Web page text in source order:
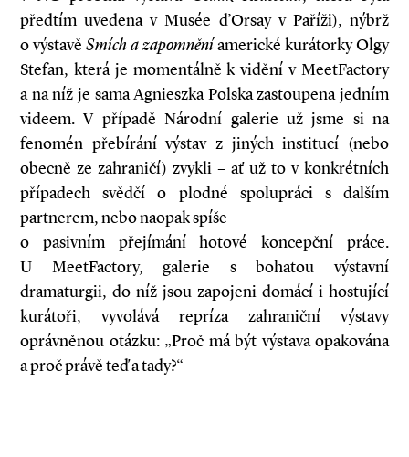
předtím uvedena v Musée d’Orsay v Paříži), nýbrž
o výstavě Smích a zapomněníamerické kurátorky Olgy
Stefan, která je momentálně k vidění v MeetFactory
a na níž je sama Agnieszka Polska zastoupena jedním
videem. V případě Národní galerie už jsme si na
fenomén přebírání výstav z jiných institucí (nebo
obecně ze zahraničí) zvykli – ať už to v konkrétních
případech svědčí o plodné spolupráci s dalším
partnerem, nebo naopak spíše
o pasivním přejímání hotové koncepční práce.
U MeetFactory, galerie s bohatou výstavní
dramaturgii, do níž jsou zapojeni domácí i hostující
kurátoři, vyvolává repríza zahraniční výstavy
oprávněnou otázku: „Proč má být výstava opakována
a proč právě teď a tady?“